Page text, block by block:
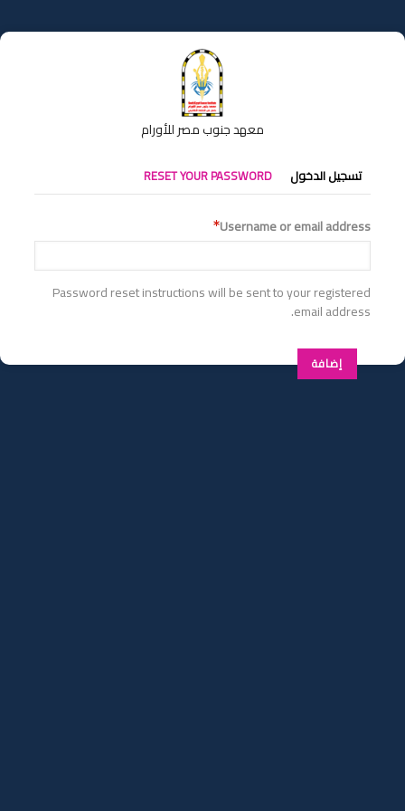
إلى
المحتوى
معهد جنوب مصر للأورام
التبويبات
الأساسية
تسجيل الدخول RESET YOUR PASSWORD
Username or email address
Password reset instructions will be sent to your registered
email address.